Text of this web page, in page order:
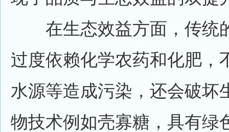
在生态效益方面，传统
过度依赖化学农药和化肥，
水源等造成污染，还会破坏
物技术例如壳寡糖，具有绿